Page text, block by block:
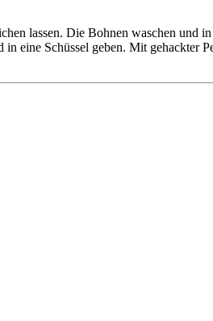
lassen. Die Bohnen waschen
eine Schüssel geben. Mit